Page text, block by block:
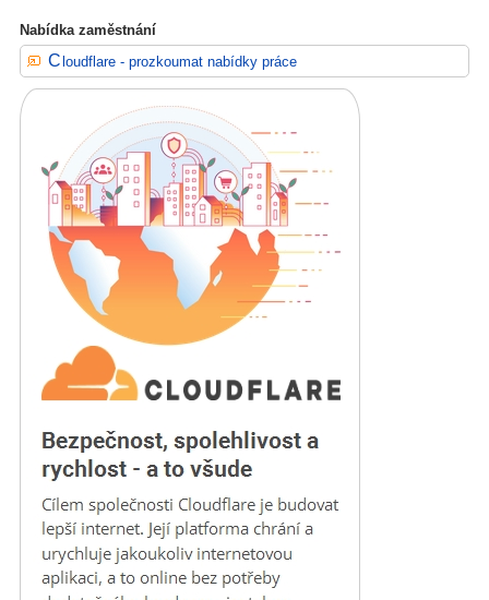
Nabídka zaměstnání
Cloudflare - prozkoumat nabídky práce